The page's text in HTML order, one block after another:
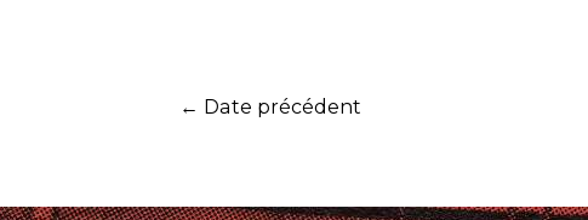
Navigation
← Date précédent